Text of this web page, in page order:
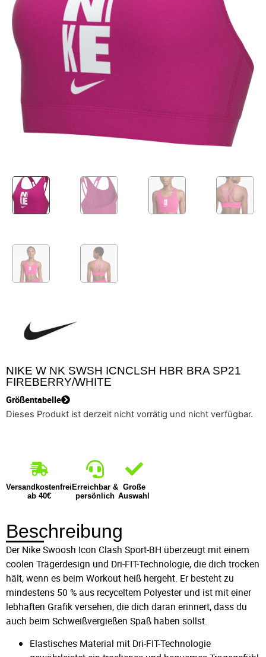
NIKE W NK SWSH ICNCLSH HBR BRA SP21
FIREBERRY/WHITE
Größentabelle
Dieses Produkt ist derzeit nicht vorrätig und nicht verfügbar.
Versandkostenfrei
ab 40€
Erreichbar &
persönlich
Große
Auswahl
Beschreibung
Der Nike Swoosh Icon Clash Sport-BH überzeugt mit einem
coolen Trägerdesign und Dri-FIT-Technologie, die dich trocken
hält, wenn es beim Workout heiß hergeht. Er besteht zu
mindestens 50 % aus recyceltem Polyester und ist mit einer
lebhaften Grafik versehen, die dich daran erinnert, dass du
auch beim Schweißvergießen Spaß haben sollst.
Elastisches Material mit Dri-FIT-Technologie